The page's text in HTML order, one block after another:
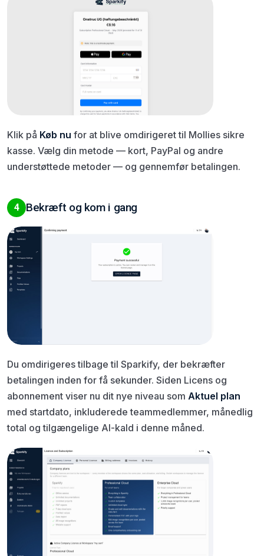
Klik på Køb nu for at blive omdirigeret til Mollies sikre
kasse. Vælg din metode — kort, PayPal og andre
understøttede metoder — og gennemfør betalingen.
4 Bekræft og kom i gang
Du omdirigeres tilbage til Sparkify, der bekræfter
betalingen inden for få sekunder. Siden Licens og
abonnement viser nu dit nye niveau som Aktuel plan
med startdato, inkluderede teammedlemmer, månedlig
total og tilgængelige AI-kald i denne måned.